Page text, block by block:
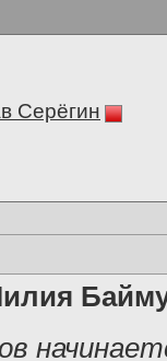
Серёгин